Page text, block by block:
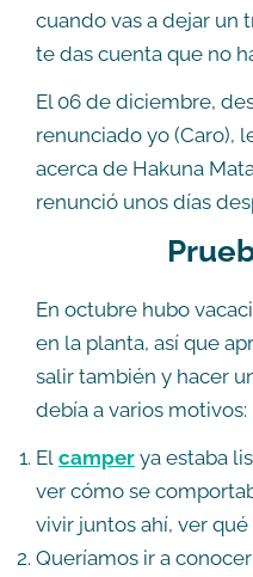
cuando vas a dejar un
te das cuenta que no
El 06 de diciembre,
renunciado yo (Caro),
acerca de Hakuna
renunció unos días
En octubre hubo
en la planta, así que
salir también y hacer
debía a varios motivos:
El camper ya estaba
ver cómo se
vivir juntos ahí, ver
Queríamos ir a conocer